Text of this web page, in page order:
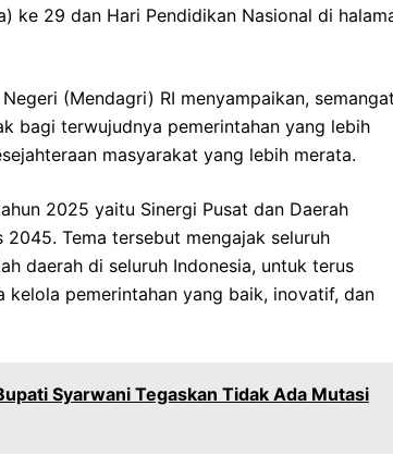
ke 29 dan Hari Pendidikan Nasional di
(Mendagri) RI menyampaikan, semangat
bagi terwujudnya pemerintahan yang lebih
masyarakat yang lebih merata.
2025 yaitu Sinergi Pusat dan Daerah
2045. Tema tersebut mengajak seluruh
daerah di seluruh Indonesia, untuk terus
pemerintahan yang baik, inovatif, dan
Syarwani Tegaskan Tidak Ada Mutasi